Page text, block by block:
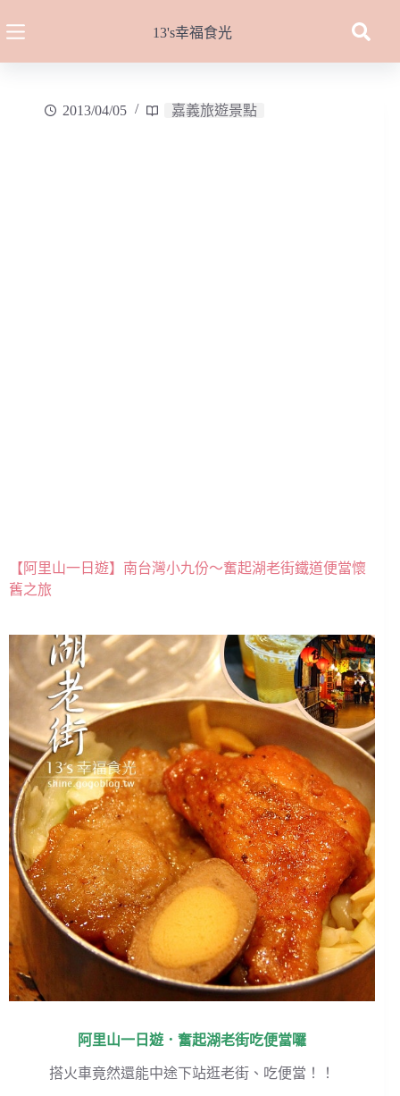
至
13's幸福食光
2013/04/05 嘉義旅遊景點
【阿里山一日遊】南台灣小九份～奮起湖老街鐵道便當懷
舊之旅
阿里山一日遊．奮起湖老街吃便當囉
搭火車竟然還能中途下站逛老街、吃便當！！